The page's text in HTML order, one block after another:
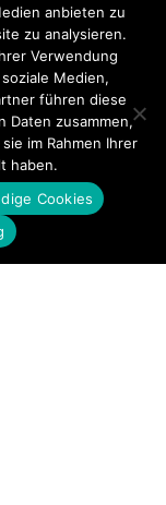
anbieten zu
zu analysieren.
Verwendung
Medien,
führen diese
Daten zusammen,
im Rahmen Ihrer
haben.
Cookies